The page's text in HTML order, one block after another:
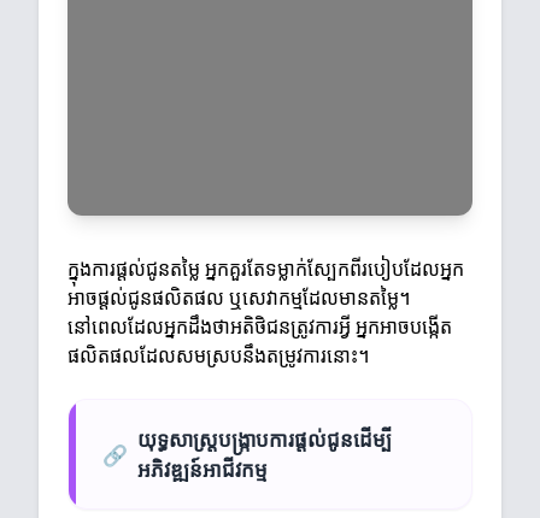
ក្នុងការផ្តល់ជូនតម្លៃ អ្នកគួរតែទម្លាក់ស្បែកពីរបៀបដែលអ្នក
អាចផ្តល់ជូនផលិតផល ឬសេវាកម្មដែលមានតម្លៃ។
នៅពេលដែលអ្នកដឹងថាអតិថិជនត្រូវការអ្វី អ្នកអាចបង្កើត
ផលិតផលដែលសមស្របនឹងតម្រូវការនោះ។
🔗
យុទ្ធសាស្ត្របង្រ្កាបការផ្តល់ជូនដើម្បី
អភិវឌ្ឍន៍អាជីវកម្ម